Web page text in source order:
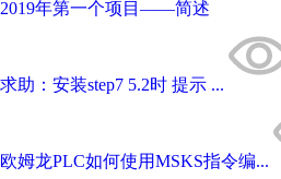
2019年第一个项目——简述
求助：安装step7 5.2时 提示 ...
欧姆龙PLC如何使用MSKS指令编...